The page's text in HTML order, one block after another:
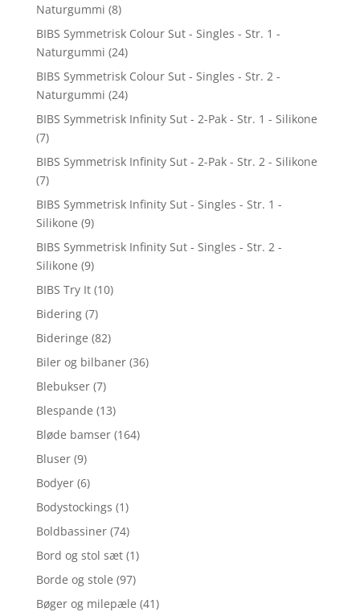
Naturgummi (8)
BIBS Symmetrisk Colour Sut - Singles - Str. 1 -
Naturgummi (24)
BIBS Symmetrisk Colour Sut - Singles - Str. 2 -
Naturgummi (24)
BIBS Symmetrisk Infinity Sut - 2-Pak - Str. 1 - Silikone
(7)
BIBS Symmetrisk Infinity Sut - 2-Pak - Str. 2 - Silikone
(7)
BIBS Symmetrisk Infinity Sut - Singles - Str. 1 -
Silikone (9)
BIBS Symmetrisk Infinity Sut - Singles - Str. 2 -
Silikone (9)
BIBS Try It (10)
Bidering (7)
Bideringe (82)
Biler og bilbaner (36)
Blebukser (7)
Blespande (13)
Bløde bamser (164)
Bluser (9)
Bodyer (6)
Bodystockings (1)
Boldbassiner (74)
Bord og stol sæt (1)
Borde og stole (97)
Bøger og milepæle (41)